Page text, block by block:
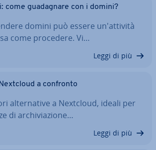
come gua­da­gna­re con i domini?
domini può essere un'at­ti­vi­tà
come procedere. Vi…
Leggi di più
a confronto
al­ter­na­ti­ve a Nextcloud, ideali per
di ar­chi­via­zio­ne…
Leggi di più